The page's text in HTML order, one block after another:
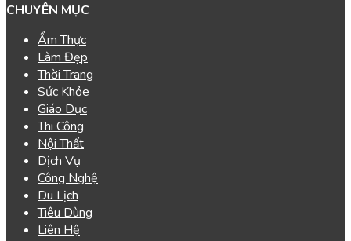
CHUYÊN MỤC
Ẩm Thực
Làm Đẹp
Thời Trang
Sức Khỏe
Giáo Dục
Thi Công
Nội Thất
Dịch Vụ
Công Nghệ
Du Lịch
Tiêu Dùng
Liên Hệ